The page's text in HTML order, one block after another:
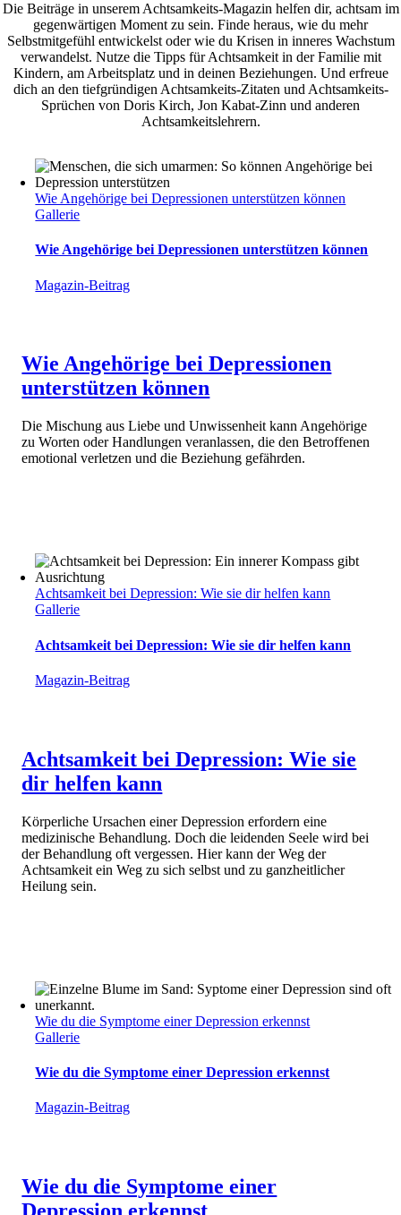
Die Beiträge in unserem Achtsamkeits-Magazin helfen dir, achtsam im
gegenwärtigen Moment zu sein. Finde heraus, wie du mehr
Selbstmitgefühl entwickelst oder wie du Krisen in inneres Wachstum
verwandelst. Nutze die Tipps für Achtsamkeit in der Familie mit
Kindern, am Arbeitsplatz und in deinen Beziehungen. Und erfreue
dich an den tiefgründigen Achtsamkeits-Zitaten und Achtsamkeits-
Sprüchen von Doris Kirch, Jon Kabat-Zinn und anderen
Achtsamkeitslehrern.
Wie Angehörige bei Depressionen unterstützen können
Gallerie
Wie Angehörige bei Depressionen unterstützen können
Magazin-Beitrag
Wie Angehörige bei Depressionen
unterstützen können
Die Mischung aus Liebe und Unwissenheit kann Angehörige
zu Worten oder Handlungen veranlassen, die den Betroffenen
emotional verletzen und die Beziehung gefährden.
Achtsamkeit bei Depression: Wie sie dir helfen kann
Gallerie
Achtsamkeit bei Depression: Wie sie dir helfen kann
Magazin-Beitrag
Achtsamkeit bei Depression: Wie sie
dir helfen kann
Körperliche Ursachen einer Depression erfordern eine
medizinische Behandlung. Doch die leidenden Seele wird bei
der Behandlung oft vergessen. Hier kann der Weg der
Achtsamkeit ein Weg zu sich selbst und zu ganzheitlicher
Heilung sein.
Wie du die Symptome einer Depression erkennst
Gallerie
Wie du die Symptome einer Depression erkennst
Magazin-Beitrag
Wie du die Symptome einer